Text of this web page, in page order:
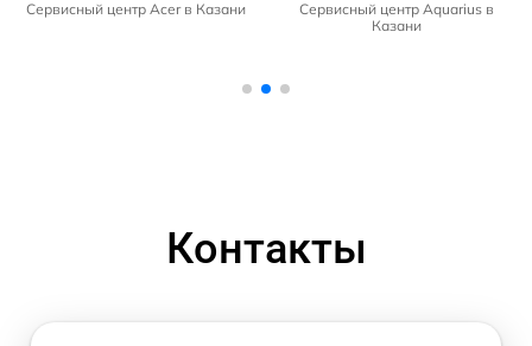
Сервисный центр Acer в Казани
Сервисный центр Aquarius в
Казани
Контакты